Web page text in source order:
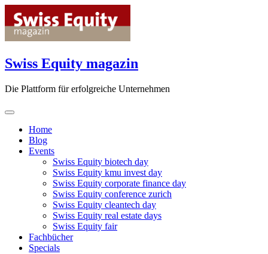
content
Swiss Equity magazin
Die Plattform für erfolgreiche Unternehmen
Home
Blog
Events
Swiss Equity biotech day
Swiss Equity kmu invest day
Swiss Equity corporate finance day
Swiss Equity conference zurich
Swiss Equity cleantech day
Swiss Equity real estate days
Swiss Equity fair
Fachbücher
Specials